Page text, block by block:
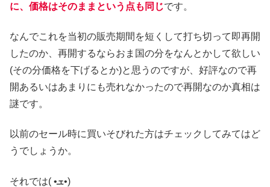
に、価格はそのままという点も同じです。
なんでこれを当初の販売期間を短くして打ち切って即再開
したのか、再開するならおま国の分をなんとかして欲しい
(その分価格を下げるとか)と思うのですが、好評なので再
開あるいはあまりにも売れなかったので再開なのか真相は
謎です。
以前のセール時に買いそびれた方はチェックしてみてはど
うでしょうか。
それでは( •ܫ•)